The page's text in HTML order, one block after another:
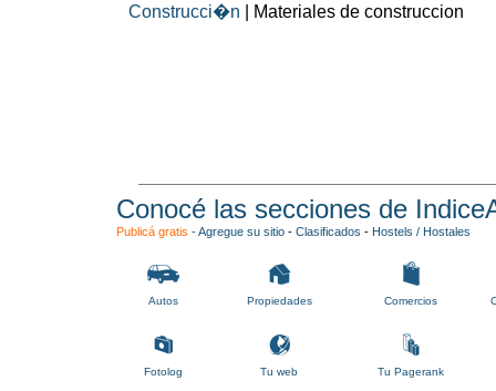
Construcci�n | Materiales de construccion
Conocé las secciones de
Publicá gratis -Agregue su sitio - Clasificados - Hostels / Hostales
Autos Propiedades Comercios
Fotolog Tu web Tu Pagerank